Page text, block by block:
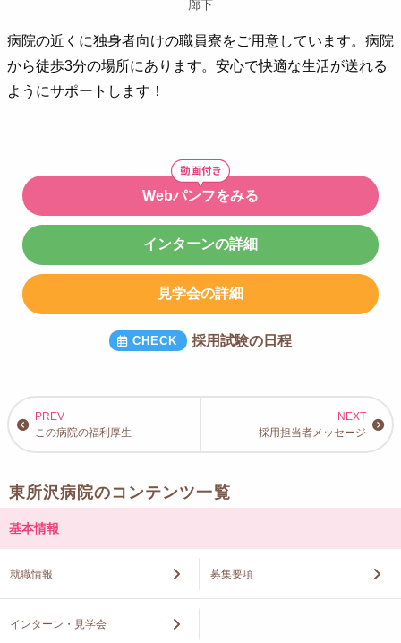
廊下
病院の近くに独身者向けの職員寮をご用意しています。病院
から徒歩3分の場所にあります。安心で快適な生活が送れる
ようにサポートします！
Webパンフをみる
インターンの詳細
見学会の詳細
採用試験の日程
この病院の福利厚生 採用担当者メッセージ
東所沢病院のコンテンツ一覧
基本情報
就職情報 募集要項
インターン・見学会